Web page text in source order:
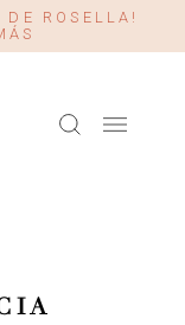
DE ROSELLA!